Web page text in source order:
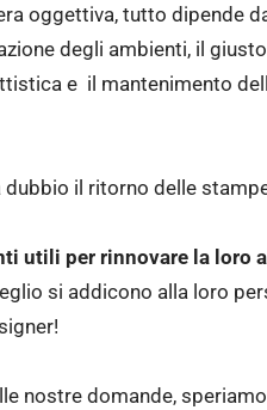
oggettiva, tutto dipende
degli ambienti, il
e il mantenimento
il ritorno delle
utili per rinnovare la loro
si addicono alla loro
nostre domande,